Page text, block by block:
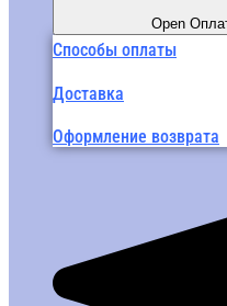
Open
Способы оплаты
Доставка
Оформление возврата